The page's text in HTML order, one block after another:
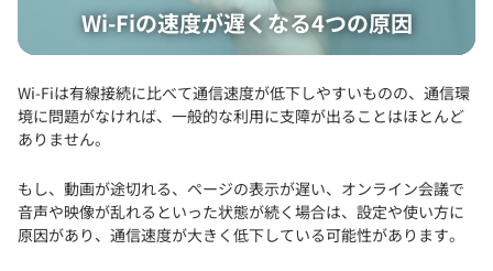
Wi-Fiの速度が遅くなる4つの原因
Wi-Fiは有線接続に比べて通信速度が低下しやすいものの、通信環
境に問題がなければ、一般的な利用に支障が出ることはほとんど
ありません。
もし、動画が途切れる、ページの表示が遅い、オンライン会議で
音声や映像が乱れるといった状態が続く場合は、設定や使い方に
原因があり、通信速度が大きく低下している可能性があります。